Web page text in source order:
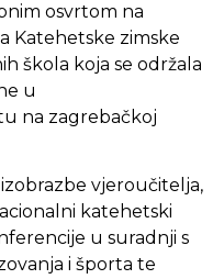
osvrtom na
Katehetske zimske
škola koja se održala
u
na zagrebačkoj
vjeroučitelja,
katehetski
u suradnji s
i športa te